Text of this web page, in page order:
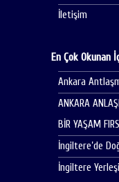
İletişim
En Çok Okunan
Ankara
ANKARA
BİR YAŞAM
İngiltere’de
İngiltere